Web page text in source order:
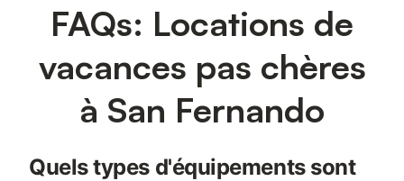
FAQs: Locations de
vacances pas chères
à San Fernando
Quels types d'équipements sont